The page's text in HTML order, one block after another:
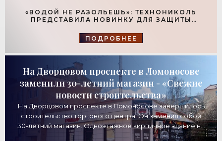
«ВОДОЙ НЕ РАЗОЛЬЕШЬ»: ТЕХНОНИКОЛЬ
ПРЕДСТАВИЛА НОВИНКУ ДЛЯ ЗАЩИТЫ
СТРОИТЕЛЬСТВА»
ПОДРОБНЕЕ
На Дворцовом проспекте в Ломоносове
заменили 30-летний магазин - «Свежие
новости строительства»
На Дворцовом проспекте в Ломоносове завершилось
строительство торгового центра. Он заменил собой
30-летний магазин. Одноэтажное кирпичное здание на
Дворцовом проспекте, 16а, было построено